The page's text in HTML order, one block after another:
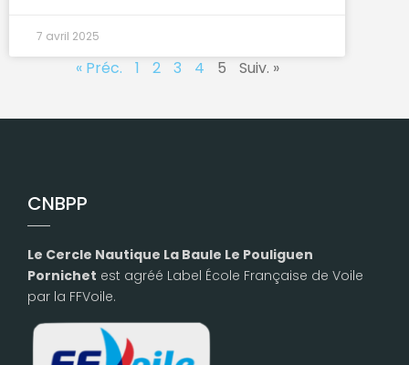
7 avril 2025
« Préc. 1 2 3 4 5 Suiv. »
CNBPP
Le Cercle Nautique La Baule Le Pouliguen
Pornichet est agréé Label École Française de Voile
par la FFVoile.